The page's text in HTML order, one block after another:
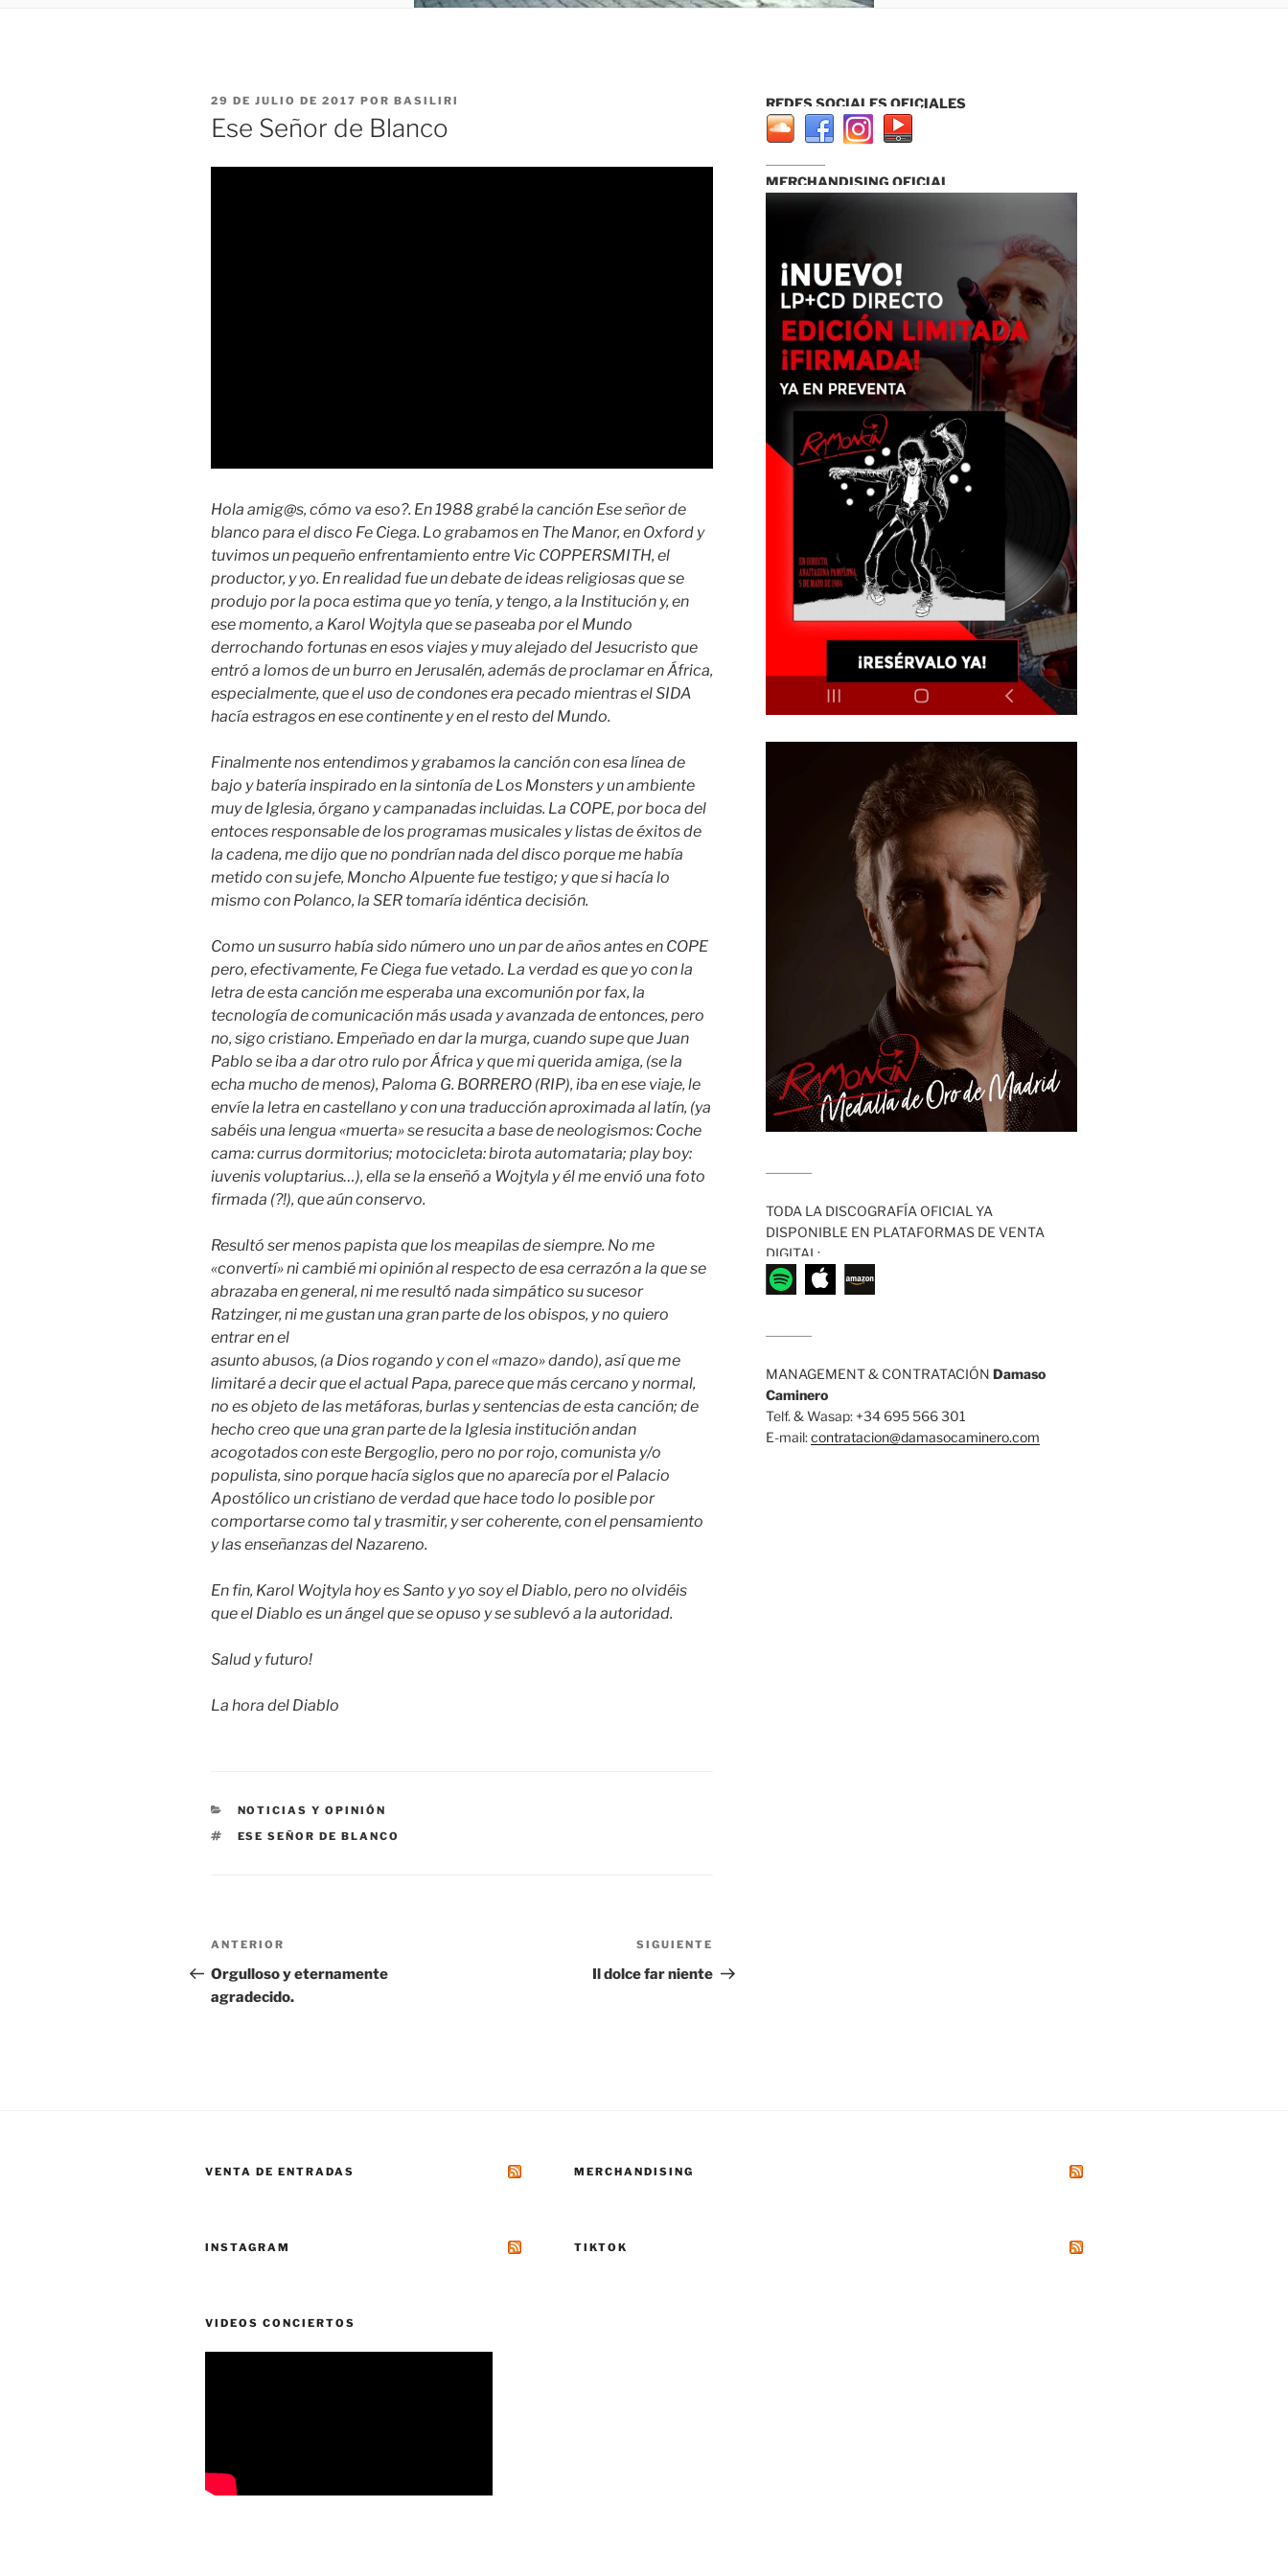
PUBLICADO
EL
29 DE JULIO DE 2017 POR BASILIRI
Ese Señor de Blanco
Hola amig@s, cómo va eso?. En 1988 grabé la canción Ese señor de
blanco para el disco Fe Ciega. Lo grabamos en The Manor, en Oxford y
tuvimos un pequeño enfrentamiento entre Vic COPPERSMITH, el
productor, y yo. En realidad fue un debate de ideas religiosas que se
produjo por la poca estima que yo tenía, y tengo, a la Institución y, en
ese momento, a Karol Wojtyla que se paseaba por el Mundo
derrochando fortunas en esos viajes y muy alejado del Jesucristo que
entró a lomos de un burro en Jerusalén, además de proclamar en África,
especialmente, que el uso de condones era pecado mientras el SIDA
hacía estragos en ese continente y en el resto del Mundo.
Finalmente nos entendimos y grabamos la canción con esa línea de
bajo y batería inspirado en la sintonía de Los Monsters y un ambiente
muy de Iglesia, órgano y campanadas incluidas. La COPE, por boca del
entoces responsable de los programas musicales y listas de éxitos de
la cadena, me dijo que no pondrían nada del disco porque me había
metido con su jefe, Moncho Alpuente fue testigo; y que si hacía lo
mismo con Polanco, la SER tomaría idéntica decisión.
Como un susurro había sido número uno un par de años antes en COPE
pero, efectivamente, Fe Ciega fue vetado. La verdad es que yo con la
letra de esta canción me esperaba una excomunión por fax, la
tecnología de comunicación más usada y avanzada de entonces, pero
no, sigo cristiano. Empeñado en dar la murga, cuando supe que Juan
Pablo se iba a dar otro rulo por África y que mi querida amiga, (se la
echa mucho de menos), Paloma G. BORRERO (RIP), iba en ese viaje, le
envíe la letra en castellano y con una traducción aproximada al latín, (ya
sabéis una lengua «muerta» se resucita a base de neologismos: Coche
cama: currus dormitorius; motocicleta: birota automataria; play boy:
iuvenis voluptarius…), ella se la enseñó a Wojtyla y él me envió una foto
firmada (?!), que aún conservo.
Resultó ser menos papista que los meapilas de siempre. No me
«convertí» ni cambié mi opinión al respecto de esa cerrazón a la que se
abrazaba en general, ni me resultó nada simpático su sucesor
Ratzinger, ni me gustan una gran parte de los obispos, y no quiero
entrar en el
asunto abusos, (a Dios rogando y con el «mazo» dando), así que me
limitaré a decir que el actual Papa, parece que más cercano y normal,
no es objeto de las metáforas, burlas y sentencias de esta canción; de
hecho creo que una gran parte de la Iglesia institución andan
acogotados con este Bergoglio, pero no por rojo, comunista y/o
populista, sino porque hacía siglos que no aparecía por el Palacio
Apostólico un cristiano de verdad que hace todo lo posible por
comportarse como tal y trasmitir, y ser coherente, con el pensamiento
y las enseñanzas del Nazareno.
En fin, Karol Wojtyla hoy es Santo y yo soy el Diablo, pero no olvidéis
que el Diablo es un ángel que se opuso y se sublevó a la autoridad.
Salud y futuro!
La hora del Diablo
CATEGORÍAS
NOTICIAS Y OPINIÓN
ETIQUETAS
ESE SEÑOR DE BLANCO
Navegación
de
entradas
Entrada
anterior:
ANTERIOR
Orgulloso y eternamente
agradecido.
entrada
SIGUIENTE
Il dolce far niente
REDES SOCIALES OFICIALES
MERCHANDISING OFICIAL
TODA LA DISCOGRAFÍA OFICIAL YA
DISPONIBLE EN PLATAFORMAS DE VENTA
DIGITAL:
MANAGEMENT & CONTRATACIÓN Damaso
Caminero
Telf. & Wasap: +34 695 566 301
E-mail:contratacion@damasocaminero.com
VENTA DE ENTRADAS
INSTAGRAM
VIDEOS CONCIERTOS
MERCHANDISING
TIKTOK